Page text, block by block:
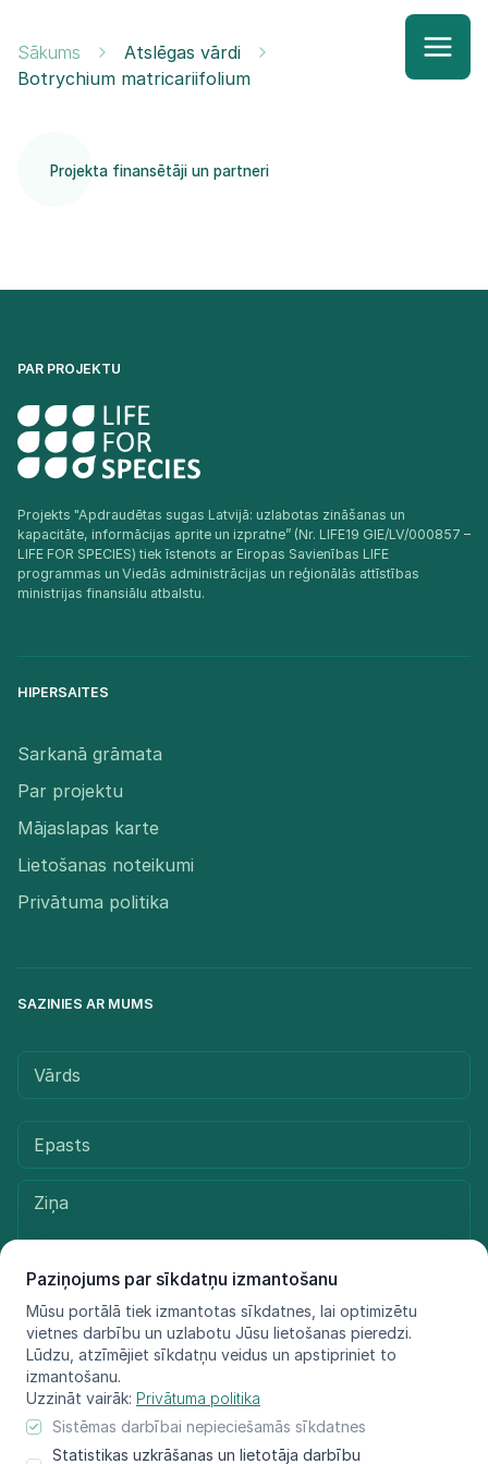
Paziņojums par sīkdatņu izmantošanu
Mūsu portālā tiek izmantotas sīkdatnes, lai optimizētu
vietnes darbību un uzlabotu Jūsu lietošanas pieredzi.
Lūdzu, atzīmējiet sīkdatņu veidus un apstipriniet to
izmantošanu.
Uzzināt vairāk: Privātuma politika
Sistēmas darbībai nepieciešamās sīkdatnes
Statistikas uzkrāšanas un lietotāja darbību
Sākums
Atslēgas vārdi
Botrychium matricariifolium
Projekta finansētāji un partneri
PAR PROJEKTU
Projekts "Apdraudētas sugas Latvijā: uzlabotas zināšanas un
kapacitāte, informācijas aprite un izpratne” (Nr. LIFE19 GIE/LV/000857 –
LIFE FOR SPECIES) tiek īstenots ar Eiropas Savienības LIFE
programmas un Viedās administrācijas un reģionālās attīstības
ministrijas finansiālu atbalstu.​
HIPERSAITES
Sarkanā grāmata
Par projektu
Mājaslapas karte
Lietošanas noteikumi
Privātuma politika
SAZINIES AR MUMS
Sūtīt ziņu
© LIFE FOR SPECIES, 2021 - 2025
Informācija atspoguļo tikai projekta LIFE FOR SPECIES īstenotāju